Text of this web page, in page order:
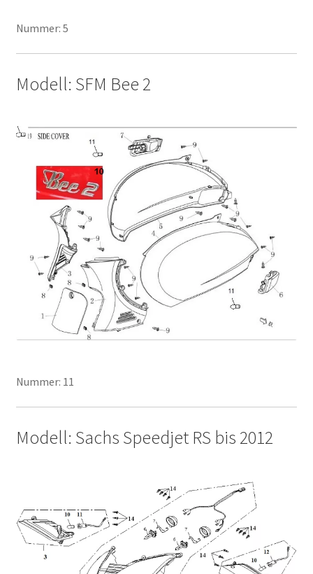
Nummer: 5
Modell: SFM Bee 2
Nummer: 11
Modell: Sachs Speedjet RS bis 2012